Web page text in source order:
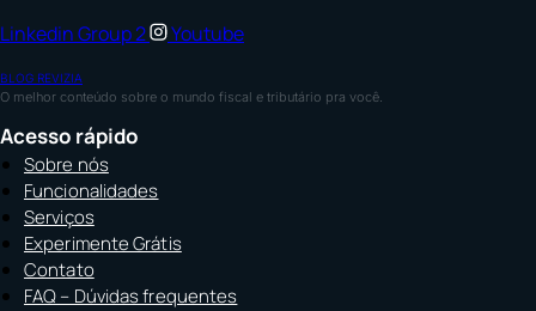
LinkedinGroup 2 Youtube
BLOG REVIZIA
O melhor conteúdo sobre o mundo fiscal e tributário pra você.
Acesso rápido
Sobre nós
Funcionalidades
Serviços
Experimente Grátis
Contato
FAQ – Dúvidas frequentes